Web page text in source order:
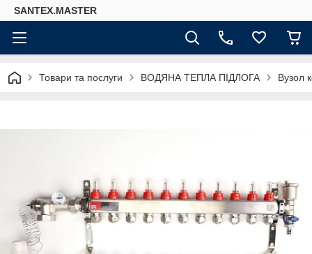
SANTEX.MASTER
Товари та послуги ВОДЯНА ТЕПЛА ПІДЛОГА Вузол